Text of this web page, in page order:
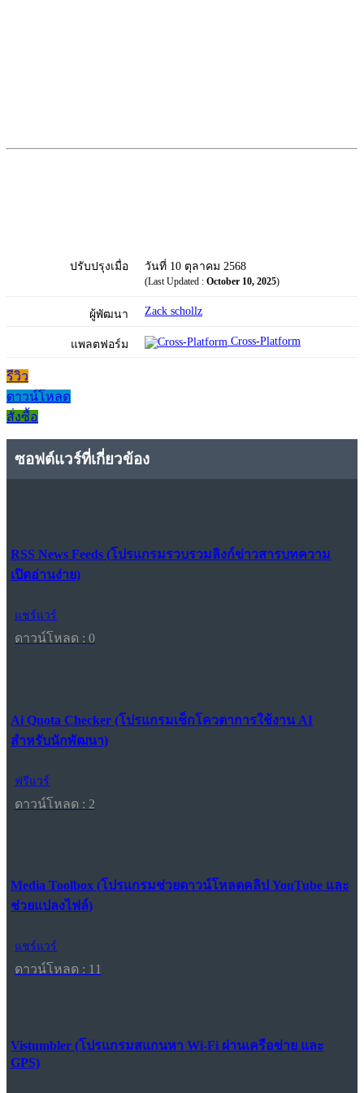
ปรับปรุงเมื่อ วันที่ 10 ตุลาคม 2568
(Last Updated : October 10, 2025)
ผู้พัฒนา Zack schollz
แพลตฟอร์ม Cross-Platform
รีวิว
ดาวน์โหลด
สั่งซื้อ
ซอฟต์แวร์ที่เกี่ยวข้อง
RSS News Feeds (โปรแกรมรวบรวมลิงก์ข่าวสารบทความ
เปิดอ่านง่าย)
แชร์แวร์
ดาวน์โหลด : 0
Ai Quota Checker (โปรแกรมเช็กโควตาการใช้งาน AI
สำหรับนักพัฒนา)
ฟรีแวร์
ดาวน์โหลด : 2
Media Toolbox (โปรแกรมช่วยดาวน์โหลดคลิป YouTube และ
ช่วยแปลงไฟล์)
แชร์แวร์
ดาวน์โหลด : 11
Vistumbler (โปรแกรมสแกนหา Wi-Fi ผ่านเครือข่าย และ
GPS)